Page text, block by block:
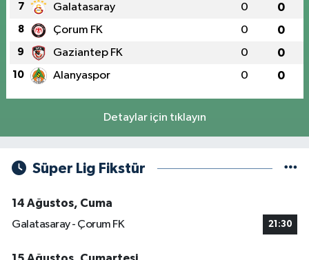
7 Galatasaray 0 0
8 Çorum FK 0 0
9 Gaziantep FK 0 0
10 Alanyaspor 0 0
Detaylar için tıklayın
Süper Lig Fikstür
14 Ağustos, Cuma
Galatasaray - Çorum FK
21:30